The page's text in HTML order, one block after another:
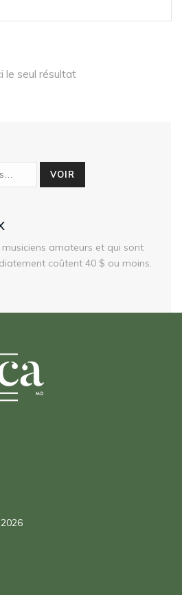
$
le seul résultat
VOIR
amateurs et qui sont
coûtent 40 $ ou moins.